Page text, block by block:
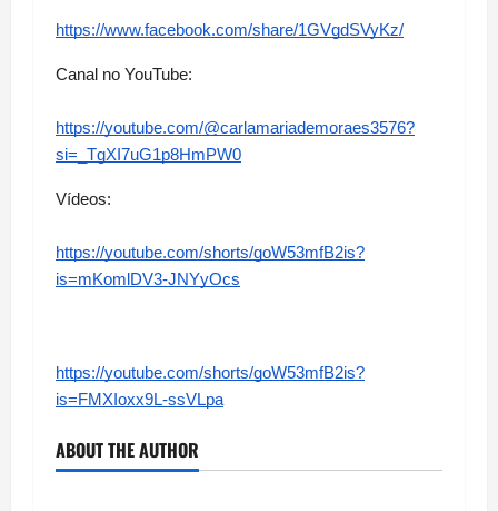
https://www.facebook.com/share/1GVgdSVyKz/
Canal no YouTube:
https://youtube.com/@carlamariademoraes3576?
si=_TgXI7uG1p8HmPW0
Vídeos:
https://youtube.com/shorts/goW53mfB2is?
is=mKomlDV3-JNYyOcs
https://youtube.com/shorts/goW53mfB2is?
is=FMXIoxx9L-ssVLpa
ABOUT THE AUTHOR